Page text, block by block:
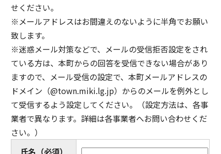
せください。
※メールアドレスはお間違えのないように半角でお願い
致します。
※迷惑メール対策などで、メールの受信拒否設定をされ
ている方は、本町からの回答を受信できない場合があり
ますので、メール受信の設定で、本町メールアドレスの
ドメイン（@town.miki.lg.jp）からのメールを例外とし
て受信するよう設定してください。（設定方法は、各事
業者で異なります。詳細は各事業者へお問い合わせくだ
さい。）
氏名 （必須）